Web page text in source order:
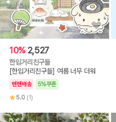
10% 2,527
한입거리친구들
[한입거리친구들] 여름 너무 더워
텐텐배송
5%쿠폰
5.0 (1)